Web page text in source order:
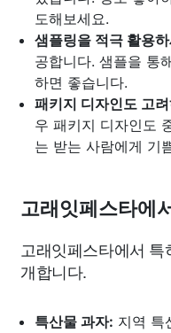
도해보세요.
샘플링을 적극 활용
공합니다. 샘플을 통
하면 좋습니다.
패키지 디자인도 고
우 패키지 디자인도
는 받는 사람에게 기
고래잇페스타에
고래잇페스타에서
개합니다.
특산물 과자: 지역 특